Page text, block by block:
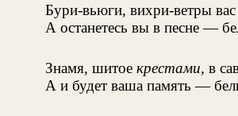
Бури-вьюги, вихри-ветры вас
А останетесь вы в песне —
Знамя, шитое крестами, в
А и будет ваша память —